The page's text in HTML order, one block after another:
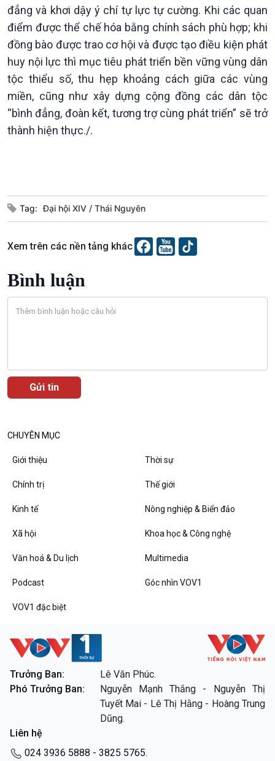
VOV1 đặc biệt
Thanh âm ký sự
đẳng và khơi dậy ý chí tự lực tự cường. Khi các quan
điểm được thể chế hóa bằng chính sách phù hợp; khi
đồng bào được trao cơ hội và được tạo điều kiện phát
huy nội lực thì mục tiêu phát triển bền vững vùng dân
tộc thiểu số, thu hẹp khoảng cách giữa các vùng
miền, cũng như xây dựng cộng đồng các dân tộc
“bình đẳng, đoàn kết, tương trợ cùng phát triển” sẽ trở
thành hiện thực./.
Tag: Đại hội XIV Thái Nguyên
Xem trên các nền tảng khác
Bình luận
CHUYÊN MỤC
Giới thiệu Thời sự
Chính trị Thế giới
Kinh tế Nông nghiệp & Biển đảo
Xã hội Khoa học & Công nghệ
Văn hoá & Du lịch Multimedia
Podcast Góc nhìn VOV1
VOV1 đặc biệt
Trưởng Ban:
Lê Văn Phúc.
Phó Trưởng Ban:
Nguyễn Mạnh Thắng - Nguyễn Thị
Tuyết Mai - Lê Thị Hằng - Hoàng Trung
Dũng.
Liên hệ
024 3936 5888 - 3825 5765.